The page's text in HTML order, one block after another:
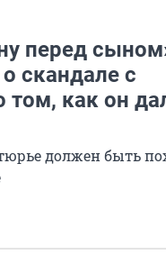
перед
скандале с
как он
должен быть